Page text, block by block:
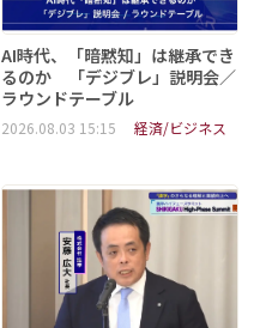
AI時代、「暗黙知」は継承でき
るのか 「デジブレ」説明会／
ラウンドテーブル
2026.08.03 15:15 経済/ビジネス